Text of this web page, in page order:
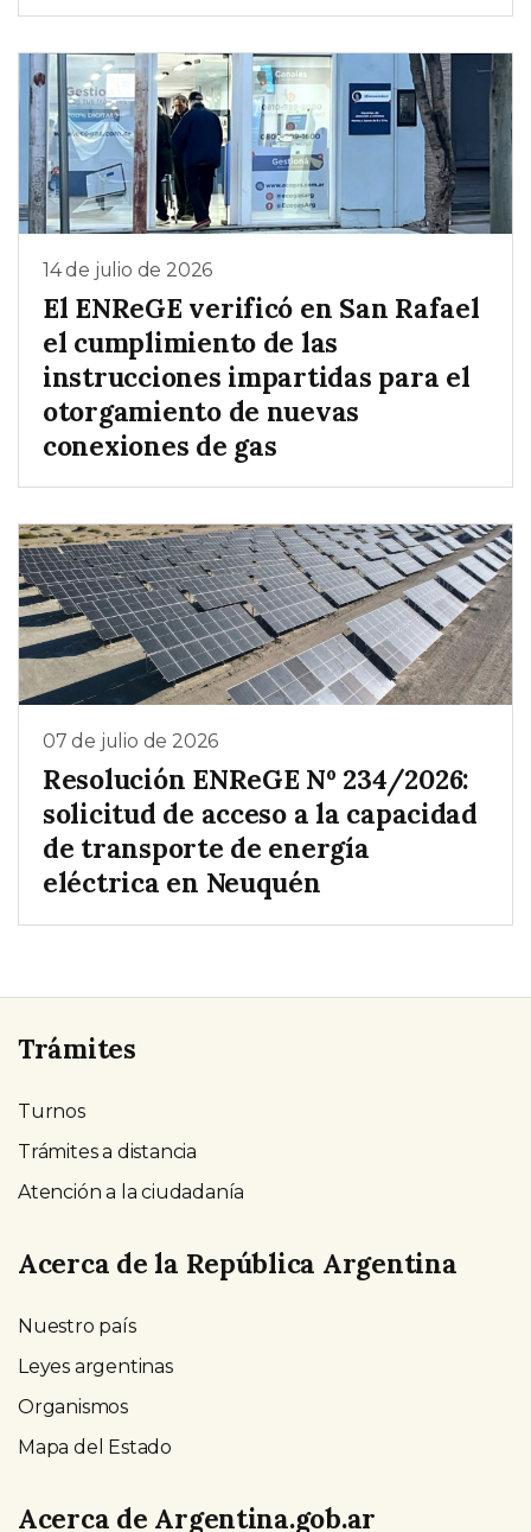
14 de julio de 2026
El ENReGE verificó en San Rafael
el cumplimiento de las
instrucciones impartidas para el
otorgamiento de nuevas
conexiones de gas
07 de julio de 2026
Resolución ENReGE Nº 234/2026:
solicitud de acceso a la capacidad
de transporte de energía
eléctrica en Neuquén
Trámites
Turnos
Trámites a distancia
Atención a la ciudadanía
Acerca de la República Argentina
Nuestro país
Leyes argentinas
Organismos
Mapa del Estado
Acerca de Argentina.gob.ar